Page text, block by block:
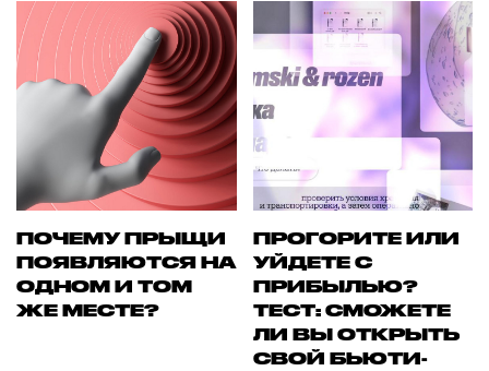
ПОЧЕМУ ПРЫЩИ
ПОЯВЛЯЮТСЯ НА
ОДНОМ И ТОМ
ЖЕ МЕСТЕ?
ПРОГОРИТЕ ИЛИ
УЙДЕТЕ С
ПРИБЫЛЬЮ?
ТЕСТ: СМОЖЕТЕ
ЛИ ВЫ ОТКРЫТЬ
СВОЙ БЬЮТИ-